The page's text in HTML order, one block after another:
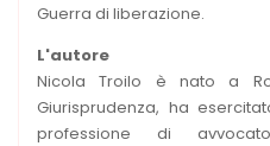
Guerra di liberazione.
L'autore
Nicola Troilo è nato a
Giurisprudenza, ha
professione di